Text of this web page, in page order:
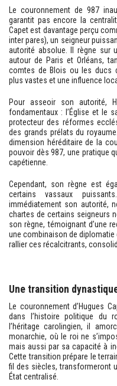
Le couronnement de 987
garantit pas encore la
Capet est davantage perçu
inter pares), un seigneur
autorité absolue. Il règne sur
autour de Paris et Orléans,
comtes de Blois ou les ducs
plus vastes et une influence
Pour asseoir son autorité,
fondamentaux : l’Église et le
protecteur des réformes
des grands prélats du
dimension héréditaire de la
pouvoir dès 987, une pratique
capétienne.
Cependant, son règne est
certains vassaux
immédiatement son autorité,
chartes de certains seigneurs
son règne, témoignant d’une
une combinaison de
rallier ces récalcitrants,
Une transition
Le couronnement d’Hugues
dans l’histoire politique du
l’héritage carolingien, il
monarchie, où le roi ne
mais aussi par sa capacité à
Cette transition prépare le
fil des siècles, transformeront
État centralisé.